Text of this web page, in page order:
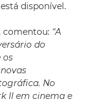
disponível.
comentou: “A
do
os
No
II em cinema e